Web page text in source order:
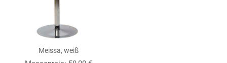
Meissa, weiß